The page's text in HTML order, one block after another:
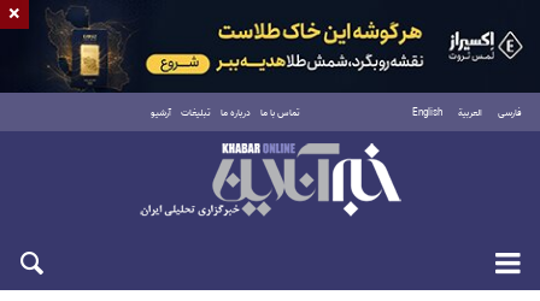
فارسی العربية English تماس با ما درباره ما تبلیغات آرشیو
پنجشنبه ۱۵ مرداد ۱۴۰۵
×